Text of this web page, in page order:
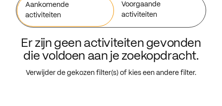
Aankomende
activiteiten
Voorgaande
activiteiten
Er zijn geen activiteiten gevonden
die voldoen aan je zoekopdracht.
Verwijder de gekozen filter(s) of kies een andere filter.